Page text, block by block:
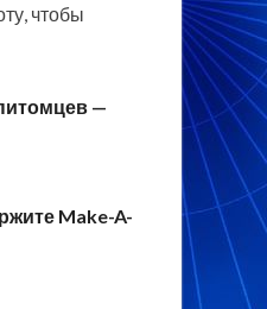
чтобы
—
Make-A-